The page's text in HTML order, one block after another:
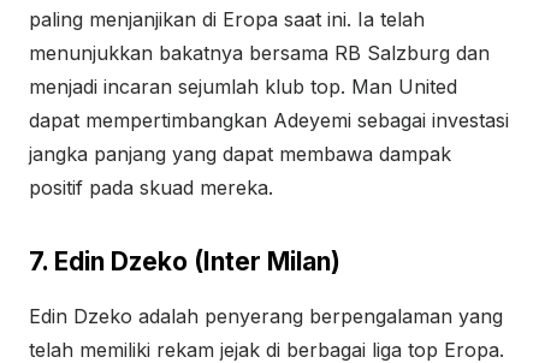
paling menjanjikan di Eropa saat ini. Ia telah
menunjukkan bakatnya bersama RB Salzburg dan
menjadi incaran sejumlah klub top. Man United
dapat mempertimbangkan Adeyemi sebagai investasi
jangka panjang yang dapat membawa dampak
positif pada skuad mereka.
7. Edin Dzeko (Inter Milan)
Edin Dzeko adalah penyerang berpengalaman yang
telah memiliki rekam jejak di berbagai liga top Eropa.